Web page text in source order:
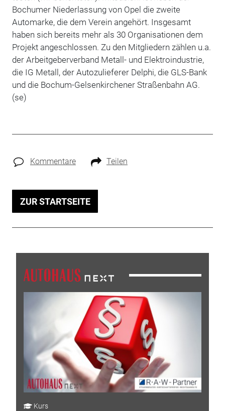
Bochumer Niederlassung von Opel die zweite
Automarke, die dem Verein angehört. Insgesamt
haben sich bereits mehr als 30 Organisationen dem
Projekt angeschlossen. Zu den Mitgliedern zählen u.a.
der Arbeitgeberverband Metall- und Elektroindustrie,
die IG Metall, der Autozulieferer Delphi, die GLS-Bank
und die Bochum-Gelsenkirchener Straßenbahn AG.
(se)
Kommentare Teilen
ZUR STARTSEITE
Kurs